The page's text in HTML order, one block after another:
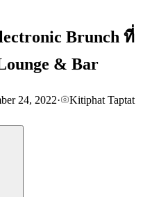
Brunch ที่
& Bar
24, 2022· Kitiphat Taptat